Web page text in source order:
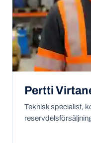
Pertti
Teknisk specialist,